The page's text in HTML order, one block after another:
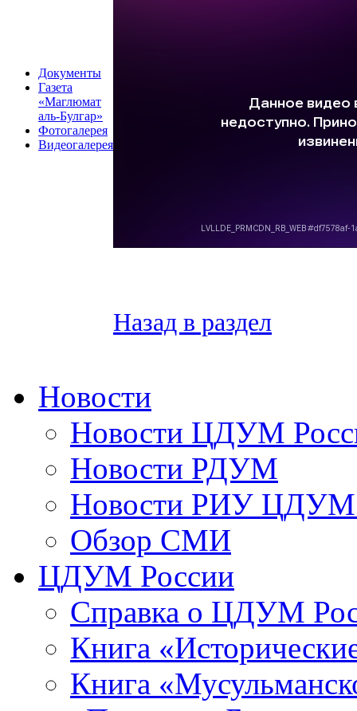
Документы
Газета
«Маглюмат
аль-Булгар»
Фотогалерея
Видеогалерея
Назад в раздел
Новости
Новости ЦДУМ
Новости РДУМ
Новости РИУ ЦДУМ
Обзор СМИ
ЦДУМ России
Справка о ЦДУМ
Книга
Книга